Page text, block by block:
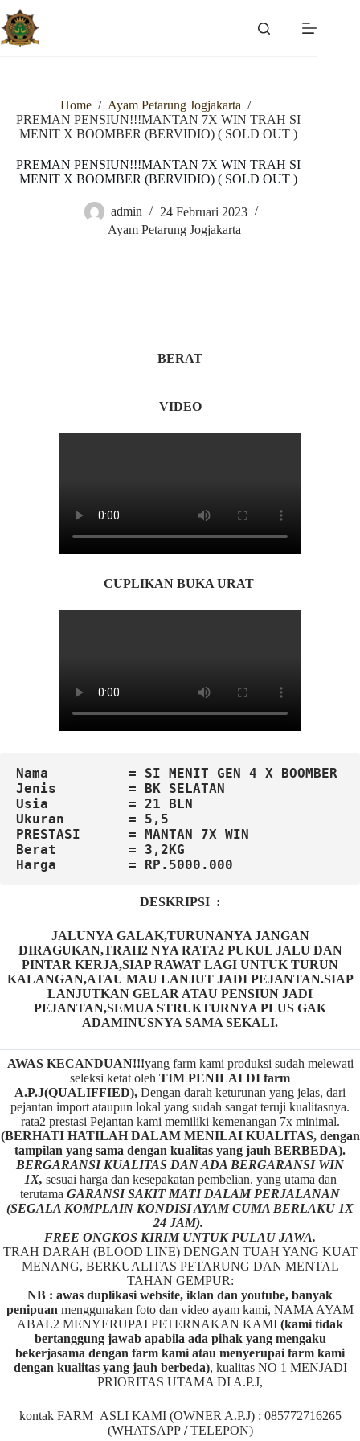
Skip
to
content
Home / Ayam Petarung Jogjakarta /
PREMAN PENSIUN!!!MANTAN 7X WIN TRAH SI
MENIT X BOOMBER (BERVIDIO) ( SOLD OUT )
PREMAN PENSIUN!!!MANTAN 7X WIN TRAH SI
MENIT X BOOMBER (BERVIDIO) ( SOLD OUT )
admin
24 Februari 2023
Ayam Petarung Jogjakarta
BERAT
VIDEO
CUPLIKAN BUKA URAT
Nama          = SI MENIT GEN 4 X BOOMBER
Jenis         = BK SELATAN
Usia          = 21 BLN
Ukuran        = 5,5
PRESTASI      = MANTAN 7X WIN
Harga         = RP.5000.000
DESKRIPSI :
JALUNYA GALAK,TURUNANYA JANGAN
DIRAGUKAN,TRAH2 NYA RATA2 PUKUL JALU DAN
PINTAR KERJA,SIAP RAWAT LAGI UNTUK TURUN
KALANGAN,ATAU MAU LANJUT JADI PEJANTAN.SIAP
LANJUTKAN GELAR ATAU PENSIUN JADI
PEJANTAN,SEMUA STRUKTURNYA PLUS GAK
ADAMINUSNYA SAMA SEKALI.
AWAS KECANDUAN!!!yang farm kami produksi sudah melewati
seleksi ketat oleh TIM PENILAI DI farm
A.P.J(QUALIFFIED), Dengan darah keturunan yang jelas, dari
pejantan import ataupun lokal yang sudah sangat teruji kualitasnya.
rata2 prestasi Pejantan kami memiliki kemenangan 7x minimal.
(BERHATI HATILAH DALAM MENILAI KUALITAS, dengan
tampilan yang sama dengan kualitas yang jauh BERBEDA).
BERGARANSI KUALITAS DAN ADA BERGARANSI WIN
1X, sesuai harga dan kesepakatan pembelian. yang utama dan
terutama GARANSI SAKIT MATI DALAM PERJALANAN
(SEGALA KOMPLAIN KONDISI AYAM CUMA BERLAKU 1X
24 JAM).
FREE ONGKOS KIRIM UNTUK PULAU JAWA.
TRAH DARAH (BLOOD LINE) DENGAN TUAH YANG KUAT
MENANG, BERKUALITAS PETARUNG DAN MENTAL
TAHAN GEMPUR:
NB : awas duplikasi website, iklan dan youtube, banyak
penipuan menggunakan foto dan video ayam kami, NAMA AYAM
ABAL2 MENYERUPAI PETERNAKAN KAMI (kami tidak
bertanggung jawab apabila ada pihak yang mengaku
bekerjasama dengan farm kami atau menyerupai farm kami
dengan kualitas yang jauh berbeda), kualitas NO 1 MENJADI
PRIORITAS UTAMA DI A.P.J,
kontak FARM ASLI KAMI (OWNER A.P.J) : 085772716265
(WHATSAPP /TELEPON)